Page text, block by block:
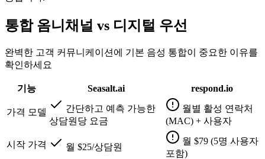
통합 옴니채널 vs 디지털 우선
완벽한 고객 커뮤니케이션에 기본 음성 통합이 중요한 이유를
확인하세요
기능 Seasalt.ai respond.io
가격 모델
간단하고 예측 가능한
상담원당 요금
월별 활성 연락처
(MAC) + 사용자
시작 가격 월 $25/상담원
월 $79 (5명 사용자
포함)